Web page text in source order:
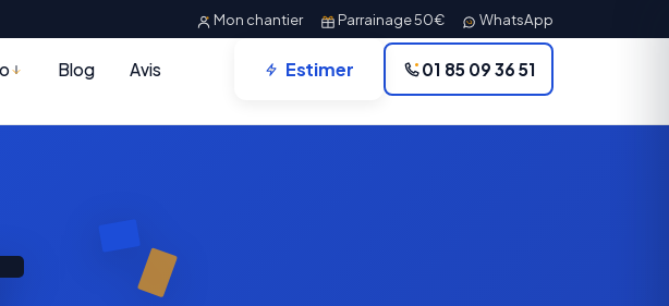
Mon chantier Parrainage 50€ WhatsApp
Blog Avis Estimer 01 85 09 36 51